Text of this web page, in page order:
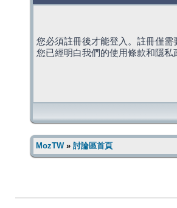
您必須註冊後才能登入。註冊僅
您已經明白我們的使用條款和隱私
MozTW» 討論區首頁